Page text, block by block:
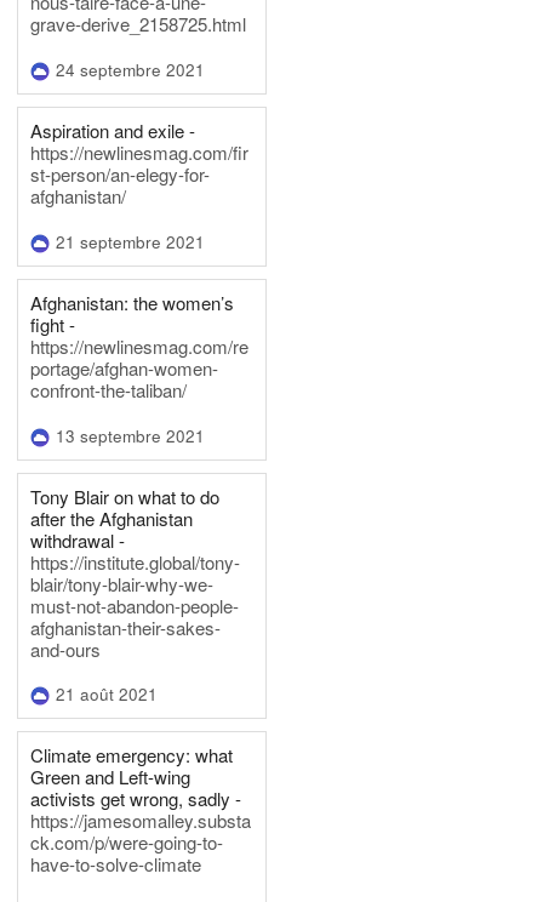
grave-derive_2158725.html
24 septembre 2021
Aspiration and exile -
https://newlinesmag.com/fir
st-person/an-elegy-for-
afghanistan/
21 septembre 2021
Afghanistan: the women’s
fight -
https://newlinesmag.com/re
portage/afghan-women-
confront-the-taliban/
13 septembre 2021
Tony Blair on what to do
after the Afghanistan
withdrawal -
https://institute.global/tony-
blair/tony-blair-why-we-
must-not-abandon-people-
afghanistan-their-sakes-
and-ours
21 août 2021
Climate emergency: what
Green and Left-wing
activists get wrong, sadly -
https://jamesomalley.substa
ck.com/p/were-going-to-
have-to-solve-climate